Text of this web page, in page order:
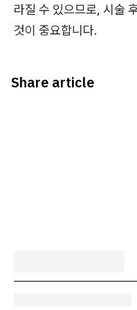
라질 수 있으므로, 시술
것이 중요합니다.
Share article